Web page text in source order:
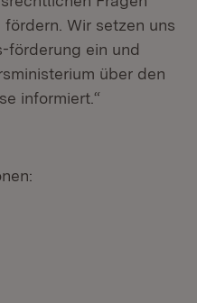
Wir setzen uns
förderung ein und
über den
informiert.“